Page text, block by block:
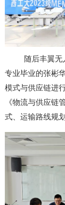
随后丰翼无
专业毕业的张彬
模式与供应链进
《物流与供应链
式、运输路线规